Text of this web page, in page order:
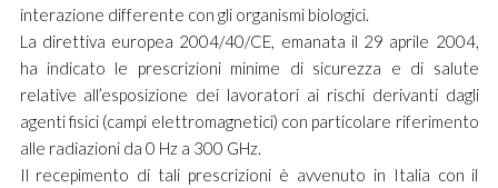
interazione differente con gli organismi biologici.
La direttiva europea 2004/40/CE, emanata il 29 aprile 2004,
ha indicato le prescrizioni minime di sicurezza e di salute
relative all’esposizione dei lavoratori ai rischi derivanti dagli
agenti fisici (campi elettromagnetici) con particolare riferimento
alle radiazioni da 0 Hz a 300 GHz.
Il recepimento di tali prescrizioni è avvenuto in Italia con il